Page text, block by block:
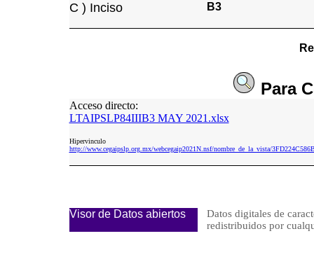
C ) Inciso B3
Para
Acceso directo:
LTAIPSLP84IIIB3 MAY 2021.xlsx
Hipervinculo
http://www.cegaipslp.org.mx/webcegaip2021N.nsf/nombre_de_la_vista/
Visor de Datos abiertos
Datos digitales de
redistribuidos por